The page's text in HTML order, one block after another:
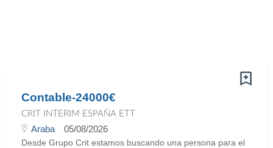
Contable-24000€
CRIT INTERIM ESPAÑA ETT
Araba 05/08/2026
Desde Grupo Crit estamos buscando una persona para el